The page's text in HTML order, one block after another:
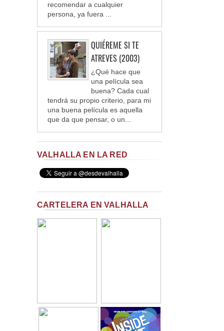
recomendar a cualquier
persona, ya fuera ...
QUIÉREME SI TE
ATREVES (2003)
¿Qué hace que
una película sea
buena? Cada cual
tendrá su propio criterio, para mi
una buena película es aquella
que da que pensar, o un...
VALHALLA EN LA RED
CARTELERA EN VALHALLA